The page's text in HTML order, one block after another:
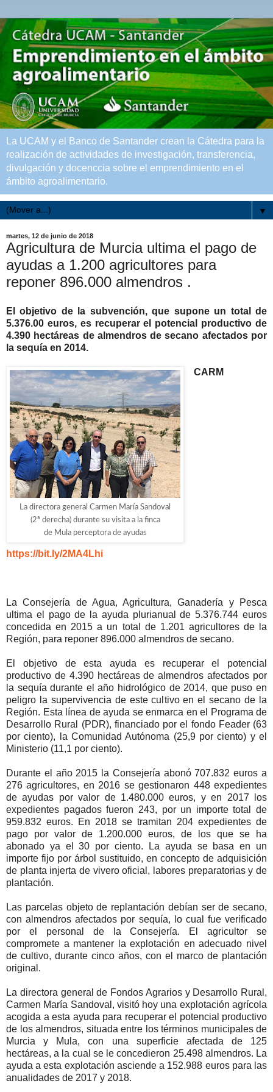
La UCAM y el Banco de Santander crean la Cátedra para la
realización de actividades de investigación, transferencia,
divulgación y docenccia sobre el emprendimiento en el
ámbito agroalimentario.
▼
martes, 12 de junio de 2018
Agricultura de Murcia ultima el pago de
ayudas a 1.200 agricultores para
reponer 896.000 almendros .
El objetivo de la subvención, que supone un total de
5.376.00 euros, es recuperar el potencial productivo de
4.390 hectáreas de almendros de secano afectados por
la sequía en 2014.
La directora general Carmen María Sandoval
(2ª derecha) durante su visita a la finca
de Mula perceptora de ayudas
CARM
https://bit.ly/2MA4Lhi
La Consejería de Agua, Agricultura, Ganadería y Pesca
ultima el pago de la ayuda plurianual de 5.376.744 euros
concedida en 2015 a un total de 1.201 agricultores de la
Región, para reponer 896.000 almendros de secano.
El objetivo de esta ayuda es recuperar el potencial
productivo de 4.390 hectáreas de almendros afectados por
la sequía durante el año hidrológico de 2014, que puso en
peligro la supervivencia de este cultivo en el secano de la
Región. Esta línea de ayuda se enmarca en el Programa de
Desarrollo Rural (PDR), financiado por el fondo Feader (63
por ciento), la Comunidad Autónoma (25,9 por ciento) y el
Ministerio (11,1 por ciento).
Durante el año 2015 la Consejería abonó 707.832 euros a
276 agricultores, en 2016 se gestionaron 448 expedientes
de ayudas por valor de 1.480.000 euros, y en 2017 los
expedientes pagados fueron 243, por un importe total de
959.832 euros. En 2018 se tramitan 204 expedientes de
pago por valor de 1.200.000 euros, de los que se ha
abonado ya el 30 por ciento. La ayuda se basa en un
importe fijo por árbol sustituido, en concepto de adquisición
de planta injerta de vivero oficial, labores preparatorias y de
plantación.
Las parcelas objeto de replantación debían ser de secano,
con almendros afectados por sequía, lo cual fue verificado
por el personal de la Consejería. El agricultor se
compromete a mantener la explotación en adecuado nivel
de cultivo, durante cinco años, con el marco de plantación
original.
La directora general de Fondos Agrarios y Desarrollo Rural,
Carmen María Sandoval, visitó hoy una explotación agrícola
acogida a esta ayuda para recuperar el potencial productivo
de los almendros, situada entre los términos municipales de
Murcia y Mula, con una superficie afectada de 125
hectáreas, a la cual se le concedieron 25.498 almendros. La
ayuda a esta explotación asciende a 152.988 euros para las
anualidades de 2017 y 2018.